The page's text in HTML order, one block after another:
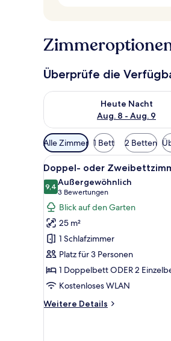
Überprüfe die
Heute Nacht
Aug. 8 - Aug. 9
Überprüfe die Verfügbarkeit
Verfügbare
Filter
für
Zimmer
Alle Zimmer 1 Bett 2 Betten
Alle
Fotos
für
Doppel-
oder
Zweibettzimmer,
Gartenblick
anzeigen
11
Doppel- oder
9,49,4 von 10
Außergewöhnlich
3 Bewertungen
(3
Bewertungen)
Blick auf den Garten
25 m²
1 Schlafzimmer
Platz für 3 Personen
1 Doppelbett ODER 2
Kostenloses WLAN
Weitere Details
Weitere